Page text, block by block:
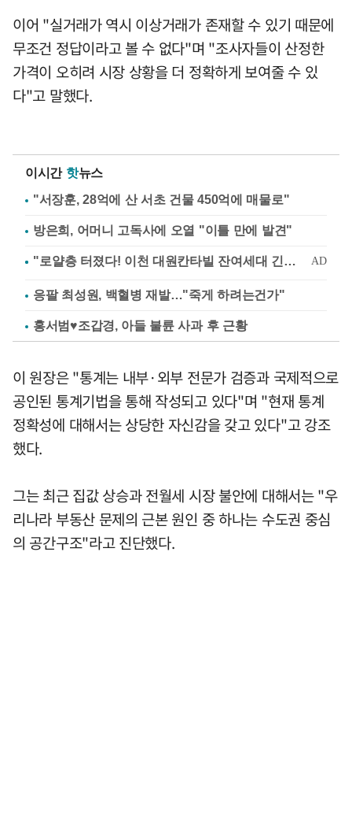
이어 "실거래가 역시 이상거래가 존재할 수 있기 때문에
무조건 정답이라고 볼 수 없다"며 "조사자들이 산정한
가격이 오히려 시장 상황을 더 정확하게 보여줄 수 있
다"고 말했다.
이시간 핫뉴스
"서장훈, 28억에 산 서초 건물 450억에 매물로"
방은희, 어머니 고독사에 오열 "이틀 만에 발견"
응팔 최성원, 백혈병 재발…"죽게 하려는건가"
홍서범♥조갑경, 아들 불륜 사과 후 근황
이 원장은 "통계는 내부·외부 전문가 검증과 국제적으로
공인된 통계기법을 통해 작성되고 있다"며 "현재 통계
정확성에 대해서는 상당한 자신감을 갖고 있다"고 강조
했다.
그는 최근 집값 상승과 전월세 시장 불안에 대해서는 "우
리나라 부동산 문제의 근본 원인 중 하나는 수도권 중심
의 공간구조"라고 진단했다.